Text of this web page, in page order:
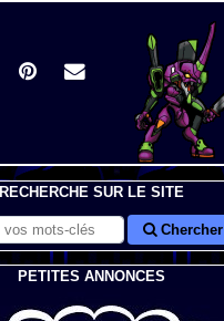
RECHERCHE SUR LE SITE
Chercher
PETITES ANNONCES